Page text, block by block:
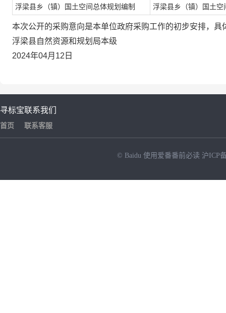
浮梁县乡（镇）国土空间总体规划编制 浮梁县乡（镇）国土空
本次公开的采购意向是本单位政府采购工作的初步安排，
浮梁县自然资源和规划局本级
2024年04月12日
寻标宝
首页
联系我们
联系客服
© Baidu 使用爱番番前必读 沪ICP